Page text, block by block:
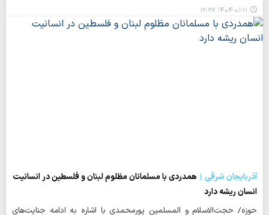
۱۴۰۴-۰۱-۱۱ ۱۲:۲۷
آذربایجان شرقی
همدردی با مسلمانان مظلوم لبنان و فلسطین در انسانیت
انسان ریشه دارد
حوزه/ حجت‌الاسلام و المسلمین پورمحمدی با اشاره به ادامه جنایت‌های